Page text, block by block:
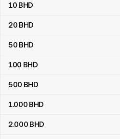
10 BHD
20 BHD
50 BHD
100 BHD
500 BHD
1.000 BHD
2.000 BHD